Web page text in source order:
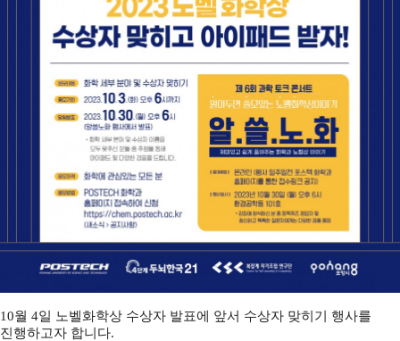
10월 4일 노벨화학상 수상자 발표에 앞서 수상자 맞히기 행사를
진행하고자 합니다.